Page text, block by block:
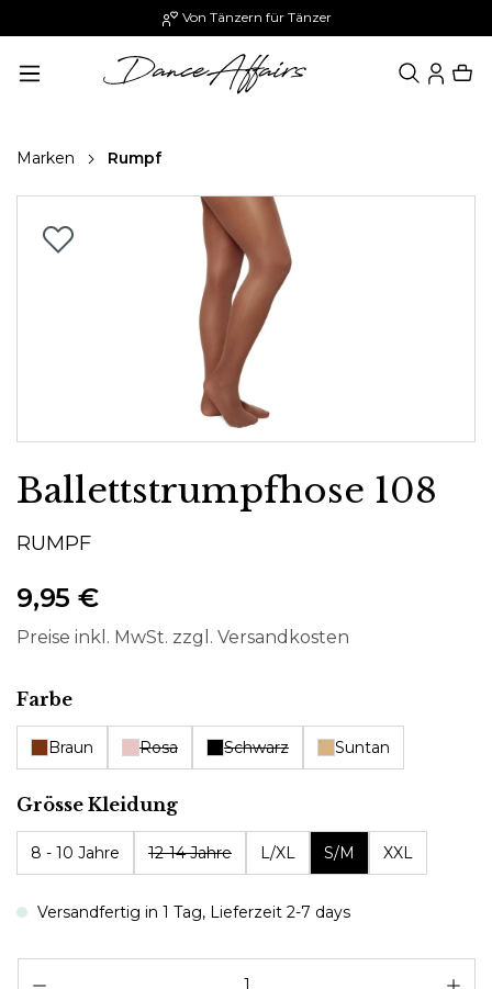
Von Tänzern für Tänzer
Marken Rumpf
Bildergalerie überspringen
Ballettstrumpfhose 108
RUMPF
9,95 €
Preise inkl. MwSt. zzgl. Versandkosten
Farbeauswählen
Braun Rosa Schwarz Suntan
Grösse Kleidungauswählen
8 - 10 Jahre 12-14 Jahre L/XL S/M XXL
Versandfertig in 1 Tag, Lieferzeit 2-7 days